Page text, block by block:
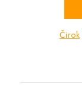
Čirok